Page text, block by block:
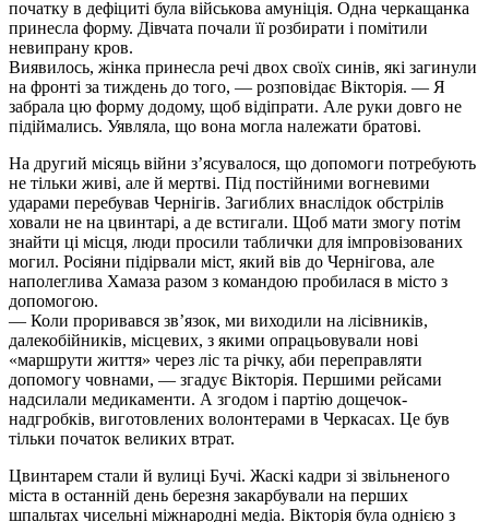
початку в дефіциті була військова амуніція. Одна черкащанка
принесла форму. Дівчата почали її розбирати і помітили
невипрану кров.
Виявилось, жінка принесла речі двох своїх синів, які загинули
на фронті за тиждень до того, — розповідає Вікторія. — Я
забрала цю форму додому, щоб відіпрати. Але руки довго не
підіймались. Уявляла, що вона могла належати братові.
На другий місяць війни з’ясувалося, що допомоги потребують
не тільки живі, але й мертві. Під постійними вогневими
ударами перебував Чернігів. Загиблих внаслідок обстрілів
ховали не на цвинтарі, а де встигали. Щоб мати змогу потім
знайти ці місця, люди просили таблички для імпровізованих
могил. Росіяни підірвали міст, який вів до Чернігова, але
наполеглива Хамаза разом з командою пробилася в місто з
допомогою.
— Коли проривався зв’язок, ми виходили на лісівників,
далекобійників, місцевих, з якими опрацьовували нові
«маршрути життя» через ліс та річку, аби переправляти
допомогу човнами, — згадує Вікторія. Першими рейсами
надсилали медикаменти. А згодом і партію дощечок-
надгробків, виготовлених волонтерами в Черкасах. Це був
тільки початок великих втрат.
Цвинтарем стали й вулиці Бучі. Жаскі кадри зі звільненого
міста в останній день березня закарбували на перших
шпальтах чисельні міжнародні медіа. Вікторія була однією з